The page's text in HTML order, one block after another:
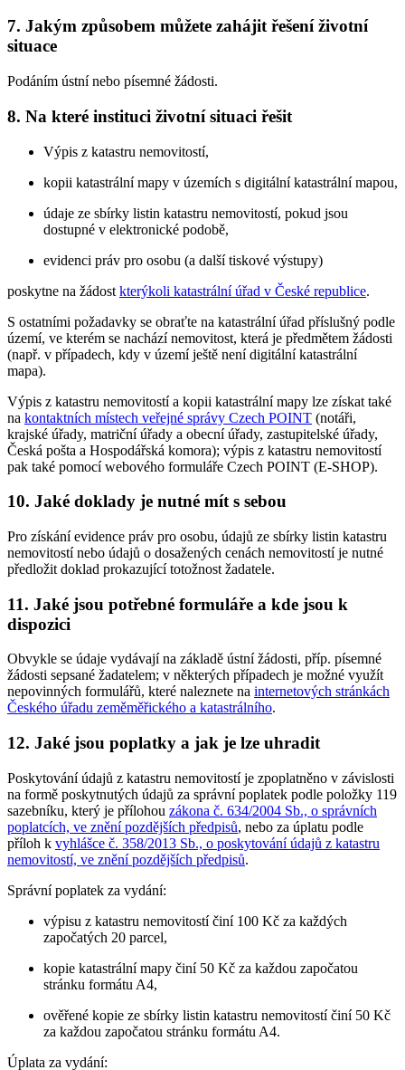
7. Jakým způsobem můžete zahájit řešení životní
situace
Podáním ústní nebo písemné žádosti.
8. Na které instituci životní situaci řešit
Výpis z katastru nemovitostí,
kopii katastrální mapy v územích s digitální katastrální mapou,
údaje ze sbírky listin katastru nemovitostí, pokud jsou
dostupné v elektronické podobě,
evidenci práv pro osobu (a další tiskové výstupy)
poskytne na žádost kterýkoli katastrální úřad v České republice.
S ostatními požadavky se obraťte na katastrální úřad příslušný podle
území, ve kterém se nachází nemovitost, která je předmětem žádosti
(např. v případech, kdy v území ještě není digitální katastrální
mapa).
Výpis z katastru nemovitostí a kopii katastrální mapy lze získat také
na kontaktních místech veřejné správy Czech POINT (notáři,
krajské úřady, matriční úřady a obecní úřady, zastupitelské úřady,
Česká pošta a Hospodářská komora); výpis z katastru nemovitostí
pak také pomocí webového formuláře Czech POINT (E-SHOP).
10. Jaké doklady je nutné mít s sebou
Pro získání evidence práv pro osobu, údajů ze sbírky listin katastru
nemovitostí nebo údajů o dosažených cenách nemovitostí je nutné
předložit doklad prokazující totožnost žadatele.
11. Jaké jsou potřebné formuláře a kde jsou k
dispozici
Obvykle se údaje vydávají na základě ústní žádosti, příp. písemné
žádosti sepsané žadatelem; v některých případech je možné využít
nepovinných formulářů, které naleznete na internetových stránkách
Českého úřadu zeměměřického a katastrálního.
12. Jaké jsou poplatky a jak je lze uhradit
Poskytování údajů z katastru nemovitostí je zpoplatněno v závislosti
na formě poskytnutých údajů za správní poplatek podle položky 119
sazebníku, který je přílohou zákona č. 634/2004 Sb., o správních
poplatcích, ve znění pozdějších předpisů, nebo za úplatu podle
příloh k vyhlášce č. 358/2013 Sb., o poskytování údajů z katastru
nemovitostí, ve znění pozdějších předpisů.
Správní poplatek za vydání:
výpisu z katastru nemovitostí činí 100 Kč za každých
započatých 20 parcel,
kopie katastrální mapy činí 50 Kč za každou započatou
stránku formátu A4,
ověřené kopie ze sbírky listin katastru nemovitostí činí 50 Kč
za každou započatou stránku formátu A4.
Úplata za vydání: